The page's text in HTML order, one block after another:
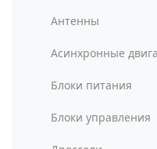
Антенны
Асинхронные
Блоки питания
Блоки управления